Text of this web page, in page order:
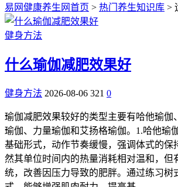
易网健康养生网首页 > 热门养生知识库 >
健身方法
什么瑜伽减肥效果好
健身方法 2026-08-06 321 0
瑜伽减肥效果较好的类型主要有哈他瑜伽
瑜伽、力量瑜伽和艾扬格瑜伽。1.哈他瑜
基础形式，动作节奏缓慢，强调体式的保
然其单位时间内的热量消耗相对温和，但
统，改善因压力导致的肥胖。通过练习树